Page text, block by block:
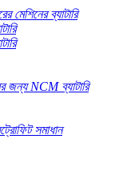
মেশিনের ব্যাটারি
জন্য NCM ব্যাটারি
সমাধান